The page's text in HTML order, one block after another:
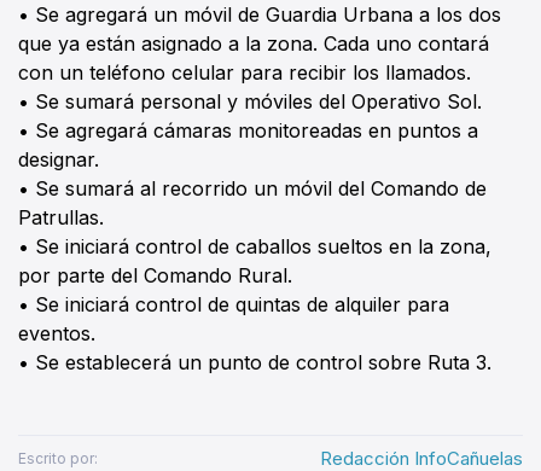
• Se agregará un móvil de Guardia Urbana a los dos
que ya están asignado a la zona. Cada uno contará
con un teléfono celular para recibir los llamados.
• Se sumará personal y móviles del Operativo Sol.
• Se agregará cámaras monitoreadas en puntos a
designar.
• Se sumará al recorrido un móvil del Comando de
Patrullas.
• Se iniciará control de caballos sueltos en la zona,
por parte del Comando Rural.
• Se iniciará control de quintas de alquiler para
eventos.
• Se establecerá un punto de control sobre Ruta 3.
Escrito por: Redacción InfoCañuelas